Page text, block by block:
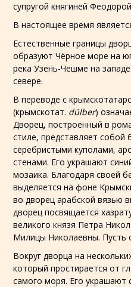
супругойкнягиней
В настоящее время
Естественные границы
образуютЧёрное море на
река Узень-Чешме на
севере.
В переводе с
(крымскотат. dülber)
Дворец, построенный в
стиле, представляет собой
серебристыми куполами,
стенами. Его украшают
мозаика. Благодаря своей
выделяется на фоне
во дворецарабской вязью
дворец посвящается
великого князя Петра
Милицы Николаевны. Пусть
Вокруг дворца на
который простирается от
самого моря. Его украшают